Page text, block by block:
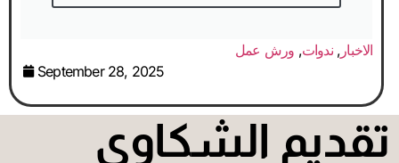
الاخبار ,ندوات, ورش عمل
September 28, 2025
الشكاوى